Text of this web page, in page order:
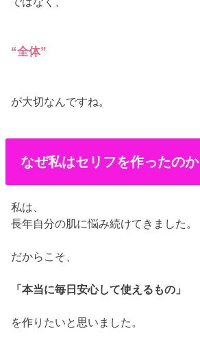
“全体”
が大切なんですね。
なぜ私はセリフを作ったのか
私は、
長年自分の肌に悩み続けてきました。
だからこそ、
「本当に毎日安心して使えるもの」
を作りたいと思いました。